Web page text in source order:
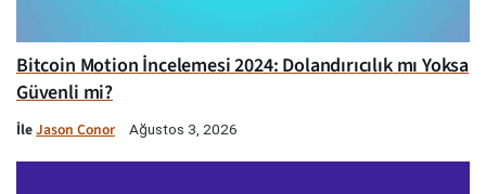
Bitcoin Motion İncelemesi 2024: Dolandırıcılık mı Yoksa
Güvenli mi?
İleJason Conor Ağustos 3, 2026